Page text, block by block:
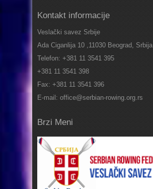
Kontakt informacije
Veslački savez Srbije
Ada Ciganlija 10 ,11030 Beograd, Srbija
Telefon: +381 11 3541 395
+381 11 3541 398
Fax: +381 11 3541 396
E-mail: office@serbian-rowing.org.rs
Brzi Meni